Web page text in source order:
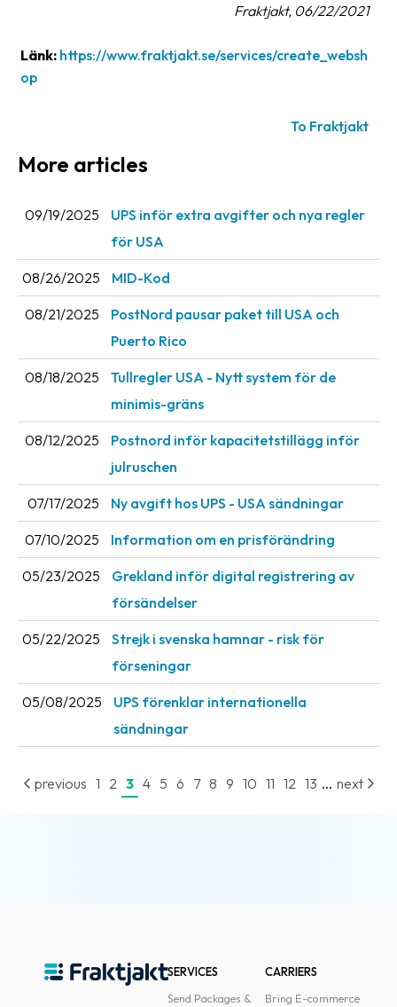
Fraktjakt
Job
archive
Contact
us
Terms
and
conditions
Privacy
Prohibited
and
dangerous
content
Fraktjakt, 06/22/2021
Länk: https://www.fraktjakt.se/services/create_websh
op
To Fraktjakt
More articles
09/19/2025
UPS inför extra avgifter och nya regler
för USA
08/26/2025 MID-Kod
08/21/2025
PostNord pausar paket till USA och
Puerto Rico
08/18/2025
Tullregler USA - Nytt system för de
minimis-gräns
08/12/2025
Postnord inför kapacitetstillägg inför
julruschen
07/17/2025 Ny avgift hos UPS - USA sändningar
07/10/2025 Information om en prisförändring
05/23/2025
Grekland inför digital registrering av
försändelser
05/22/2025
Strejk i svenska hamnar - risk för
förseningar
05/08/2025
UPS förenklar internationella
sändningar
previous 1 2 3 4 5 6 7 8 9 10 11 12 13 ... next
SERVICES
Send Packages &
CARRIERS
Bring E-commerce